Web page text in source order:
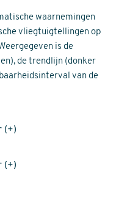
waarnemingen
vliegtuigtellingen op
is de
de trendlijn (donker
van de
(+)
(+)